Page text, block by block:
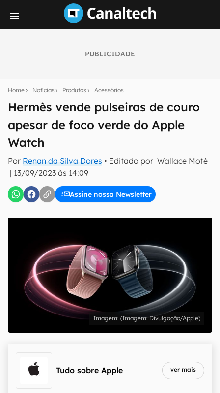
PUBLICIDADE
Home Notícias Produtos Acessórios
Hermès vende pulseiras de couro
apesar de foco verde do Apple
Watch
Por Renan da Silva Dores • Editado por Wallace Moté
| 13/09/2023 às 14:09
Assine nossa Newsletter
notícias e reviews sobre tecnologia em primeira
E-mail
inscreva-se
Confirmo que li, aceito e concordo com os Termos de
Uso e Política de Privacidade do Canaltech.
(Imagem: Divulgação/Apple)
Tudo sobre Apple ver mais